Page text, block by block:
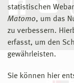
statistischen
Matomo, um das
zu verbessern.
erfasst, um den
gewährleisten.
Sie können hier